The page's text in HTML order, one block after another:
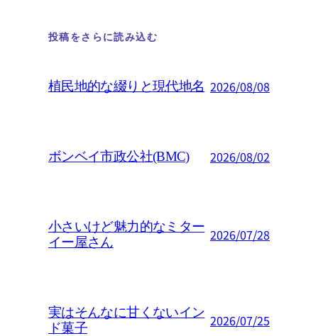
投稿をさらに読み込む
植民地的な綴りと現代地名 2026/08/08
ボンベイ市政公社(BMC) 2026/08/02
小さいけど魅力的なミター
イー屋さん
2026/07/28
実はそんなに甘くないイン
ド菓子
2026/07/25